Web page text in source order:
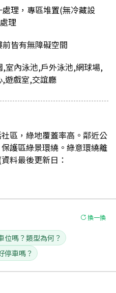
理，專區堆置(無冷藏設
理
皆有無障礙空間
,室內泳池,戶外泳池,網球場,
,遊戲室,交誼廳
區，綠地覆蓋率高。鄰近公
護區綠景環繞。綠意環繞離
料最後更新日：
換一換
位嗎？類型為何？
停車嗎？